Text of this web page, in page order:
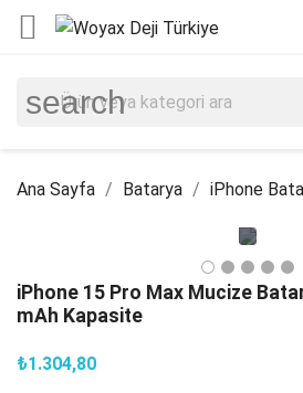

search
Ana Sayfa Batarya iPhone
iPhone 15 Pro Max Mucize
mAh Kapasite
₺1.304,80